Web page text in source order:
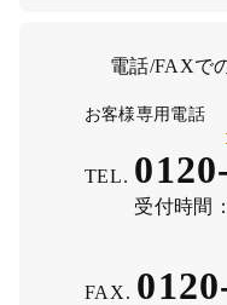
電話/FAXで
お客様専用電話
TEL.
受付時間：
FAX.